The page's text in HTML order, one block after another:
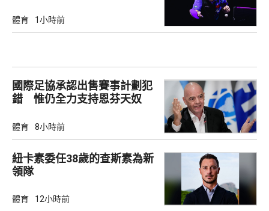
體育 1小時前
國際足協承認出售賽事計劃犯
錯 惟仍全力支持恩芬天奴
體育 8小時前
紐卡素委任38歲的查斯素為新
領隊
體育 12小時前